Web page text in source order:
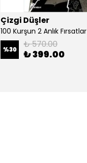
Çizgi Düşler
100 Kurşun 2 Anlık Fırsatlar
%30 ₺ 570.00
₺ 399.00